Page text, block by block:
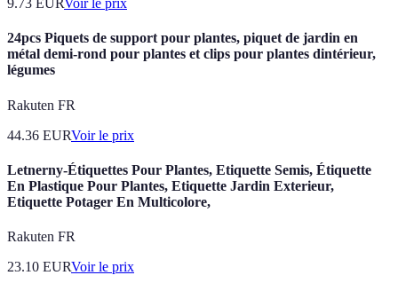
9.73 EURVoir le prix
24pcs Piquets de support pour plantes, piquet de jardin en
métal demi-rond pour plantes et clips pour plantes dintérieur,
légumes
Rakuten FR
44.36 EURVoir le prix
Letnerny-Étiquettes Pour Plantes, Etiquette Semis, Étiquette
En Plastique Pour Plantes, Etiquette Jardin Exterieur,
Etiquette Potager En Multicolore,
Rakuten FR
23.10 EURVoir le prix